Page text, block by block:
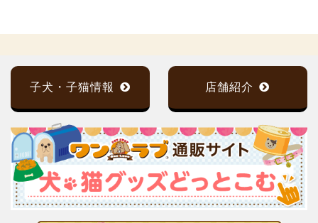
子犬・子猫情報 店舗紹介